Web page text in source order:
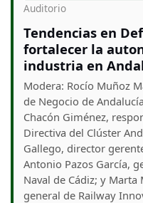
Auditorio
Tendencias en
fortalecer la
industria en
Modera: Rocío Muñoz
de Negocio de
Chacón Giménez,
Directiva del Clúster
Gallego, director
Antonio Pazos García,
Naval de Cádiz; y
general de Railway